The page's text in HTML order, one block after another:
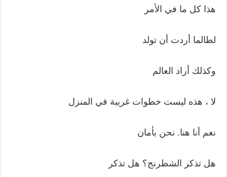
هذا كل ما في الأمر
لطالما أردت أن تولد
وكذلك أراد العالم
لا ، هذه ليست خطوات غريبة في المنزل
نعم أنا هنا. نحن بأمان
هل تذكر الشطرنج؟ هل تذكر